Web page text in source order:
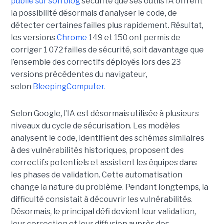
la possibilité désormais d’analyser le code, de
détecter certaines failles plus rapidement. Résultat,
les versionsChrome 149 et 150 ont permis de
corriger 1 072 failles de sécurité, soit davantage que
l’ensemble des correctifs déployés lors des 23
versions précédentes du navigateur,
selon BleepingComputer.
Selon Google, l’IA est désormais utilisée à plusieurs
niveaux du cycle de sécurisation. Les modèles
analysent le code, identifient des schémas similaires
à des vulnérabilités historiques, proposent des
correctifs potentiels et assistent les équipes dans
les phases de validation. Cette automatisation
change la nature du problème. Pendant longtemps, la
difficulté consistait à découvrir les vulnérabilités.
Désormais, le principal défi devient leur validation,